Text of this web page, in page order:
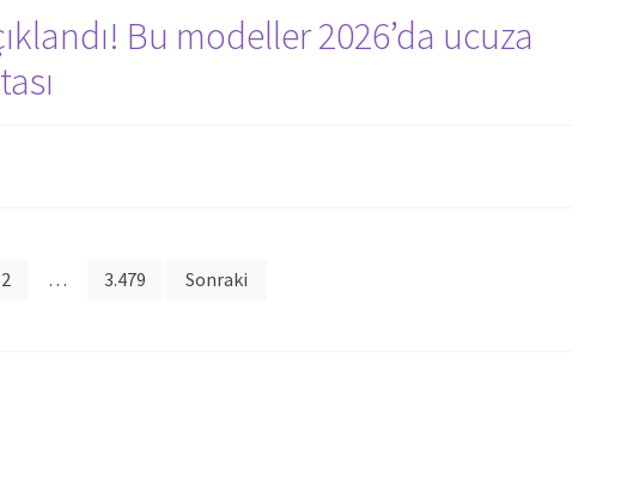
Bu modeller 2026’da ucuza
2 … 3.479 Sonraki